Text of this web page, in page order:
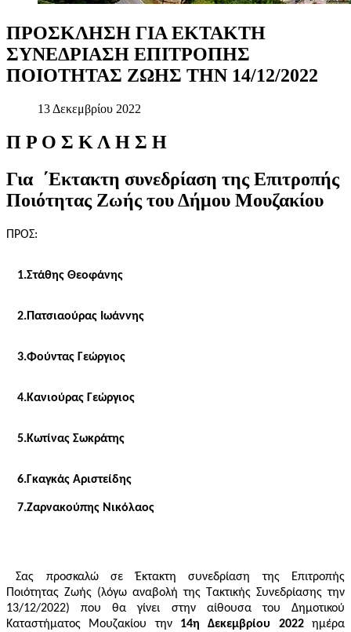
ΠΡΟΣΚΛΗΣΗ ΓΙΑ ΕΚΤΑΚΤΗ
ΣΥΝΕΔΡΙΑΣΗ ΕΠΙΤΡΟΠΗΣ
ΠΟΙΟΤΗΤΑΣ ΖΩΗΣ ΤΗΝ 14/12/2022
13 Δεκεμβρίου 2022
Π Ρ Ο Σ Κ Λ Η Σ Η
Για ΄Εκτακτη συνεδρίαση της Επιτροπής
Ποιότητας Ζωής τουΔήμου Μουζακίου
ΠΡΟΣ:
1.Στάθης Θεοφάνης
2.Πατσιαούρας Ιωάννης
3.Φούντας Γεώργιος
4.Κανιούρας Γεώργιος
5.Κωτίνας Σωκράτης
6.Γκαγκάς Αριστείδης
7.Ζαρνακούπης Νικόλαος
Σας προσκαλώ σε Έκτακτη συνεδρίαση της Επιτροπής
Ποιότητας Ζωής (λόγω αναβολή της Τακτικής Συνεδρίασης την
13/12/2022) που θα γίνει στην αίθουσα του Δημοτικού
Καταστήματος Μουζακίου την14η Δεκεμβρίου 2022ημέρα